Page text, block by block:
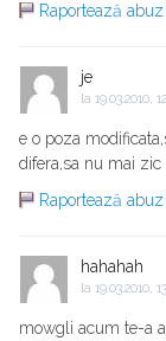
Raportează abuz
je
la 19.03.2010,
e o poza
difera,sa nu mai zic
Raportează abuz
hahahah
la 19.03.2010,
mowgli acum te-a